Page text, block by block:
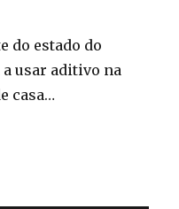
do estado do
usar aditivo na
casa…